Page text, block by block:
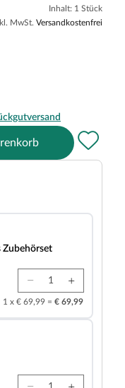
Inhalt: 1 Stück
MwSt. Versandkostenfrei
Zubehörset
1 x € 69,99 = € 69,99